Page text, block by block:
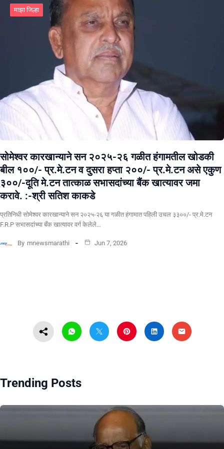
माझा जिल्हा
सोमेश्वर कारखान्याने सन २०२५-२६ गळीत हंगामतील खोडकी
बील १००/- प्र.मे.टन व दुसरा हप्ता २००/- प्र.मे.टन असे एकुण
३००/-दूति मे.टन तात्काळ सभासदांच्या बैंक खात्यावर जमा
करावे. :-श्री सतिश काकडे
प्रतिनिधी सोमेश्वर कारखान्याने सन २०२५-२६ या गळीत हंगामात पहिली उचल ३३००/- प्र.मे.टन
F.R.P सभासदांच्या बँक खात्यावर वर्ग केलेले…
By mnewsmarathi Jun 7, 2026
Trending Posts